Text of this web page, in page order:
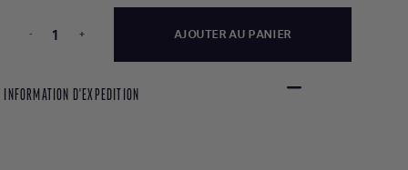
- + AJOUTER AU PANIER
INFORMATION D'EXPEDITION